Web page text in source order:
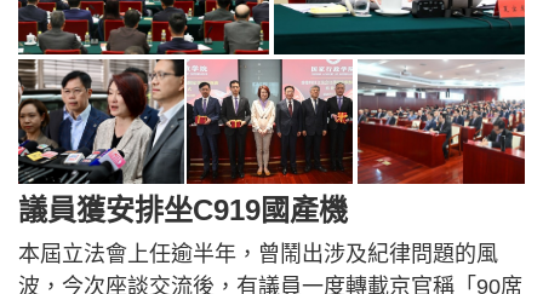
議員獲安排坐C919國產機
本屆立法會上任逾半年，曾鬧出涉及紀律問題的風
波，今次座談交流後，有議員一度轉載京官稱「90席